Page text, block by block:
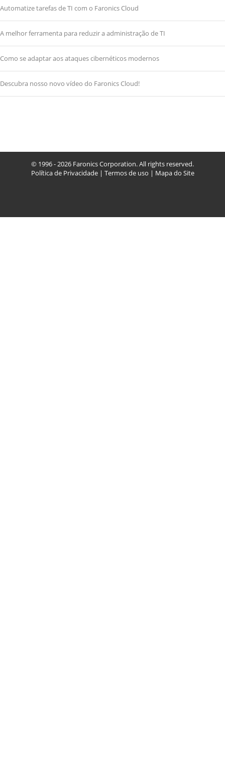
Automatize tarefas de TI com o Faronics Cloud
A melhor ferramenta para reduzir a administração de TI
Como se adaptar aos ataques cibernéticos modernos
Descubra nosso novo vídeo do Faronics Cloud!
© 1996 - 2026 Faronics Corporation. All rights reserved.
Política de Privacidade| Termos de uso | Mapa do Site